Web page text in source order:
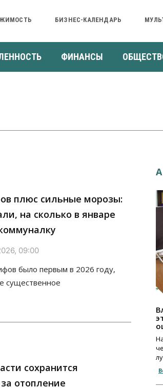
БИЗНЕС-КАЛЕНДАРЬ
ФИНАНСЫ
плюс сильные морозы:
на сколько в январе
09:00
было первым в 2026 году,
существенное
сохранится
отопление